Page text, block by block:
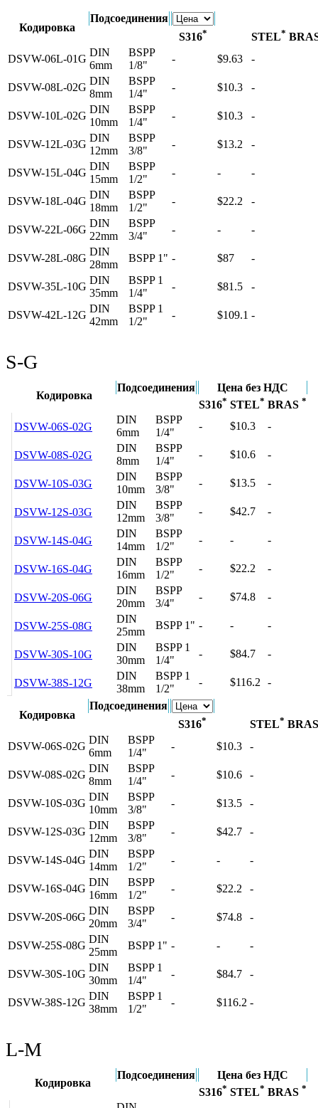
Кодировка
Подсоединения
S316* STEL*
DSVW-06L-01G
DIN
6mm
BSPP
1/8"
- $9.63 -
DSVW-08L-02G
DIN
8mm
BSPP
1/4"
- $10.3 -
DSVW-10L-02G
DIN
10mm
BSPP
1/4"
- $10.3 -
DSVW-12L-03G
DIN
12mm
BSPP
3/8"
- $13.2 -
DSVW-15L-04G
DIN
15mm
BSPP
1/2"
- - -
DSVW-18L-04G
DIN
18mm
BSPP
1/2"
- $22.2 -
DSVW-22L-06G
DIN
22mm
BSPP
3/4"
- - -
DSVW-28L-08G
DIN
28mm
BSPP 1" - $87 -
DSVW-35L-10G
DIN
35mm
BSPP 1
1/4"
- $81.5 -
DSVW-42L-12G
DIN
42mm
BSPP 1
1/2"
- $109.1 -
S-G
Кодировка
Подсоединения
Цена без НДС
S316* STEL* BRAS *
DSVW-06S-02G
DIN
6mm
BSPP
1/4"
- $10.3 -
DSVW-08S-02G
DIN
8mm
BSPP
1/4"
- $10.6 -
DSVW-10S-03G
DIN
10mm
BSPP
3/8"
- $13.5 -
DSVW-12S-03G
DIN
12mm
BSPP
3/8"
- $42.7 -
DSVW-14S-04G
DIN
14mm
BSPP
1/2"
- - -
DSVW-16S-04G
DIN
16mm
BSPP
1/2"
- $22.2 -
DSVW-20S-06G
DIN
20mm
BSPP
3/4"
- $74.8 -
DSVW-25S-08G
DIN
25mm
BSPP 1" - - -
DSVW-30S-10G
DIN
30mm
BSPP 1
1/4"
- $84.7 -
DSVW-38S-12G
DIN
38mm
BSPP 1
1/2"
- $116.2 -
Кодировка
Подсоединения
S316* STEL*
DSVW-06S-02G
DIN
6mm
BSPP
1/4"
- $10.3 -
DSVW-08S-02G
DIN
8mm
BSPP
1/4"
- $10.6 -
DSVW-10S-03G
DIN
10mm
BSPP
3/8"
- $13.5 -
DSVW-12S-03G
DIN
12mm
BSPP
3/8"
- $42.7 -
DSVW-14S-04G
DIN
14mm
BSPP
1/2"
- - -
DSVW-16S-04G
DIN
16mm
BSPP
1/2"
- $22.2 -
DSVW-20S-06G
DIN
20mm
BSPP
3/4"
- $74.8 -
DSVW-25S-08G
DIN
25mm
BSPP 1" - - -
DSVW-30S-10G
DIN
30mm
BSPP 1
1/4"
- $84.7 -
DSVW-38S-12G
DIN
38mm
BSPP 1
1/2"
- $116.2 -
L-M
Кодировка
Подсоединения
Цена без НДС
S316* STEL* BRAS *